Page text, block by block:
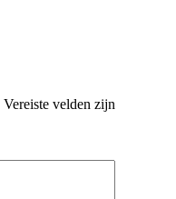
Vereiste velden zijn